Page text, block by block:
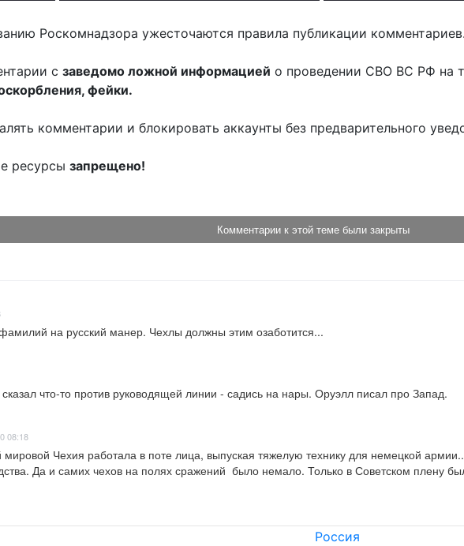
Роскомнадзора ужесточаются правила публикации комментариев.
с заведомо ложной информацией о проведении СВО ВС РФ на
фейки.
комментарии и блокировать аккаунты без предварительного
ресурсы запрещено!
Комментарии к этой теме были закрыты
на русский манер. Чехлы должны этим озаботится...
что-то против руководящей линии - садись на нары. Оруэлл писал про Запад.
08:18
мировой Чехия работала в поте лица, выпуская тяжелую технику для немецкой
Да и самих чехов на полях сражений  было немало. Только в Советском плену
Россия